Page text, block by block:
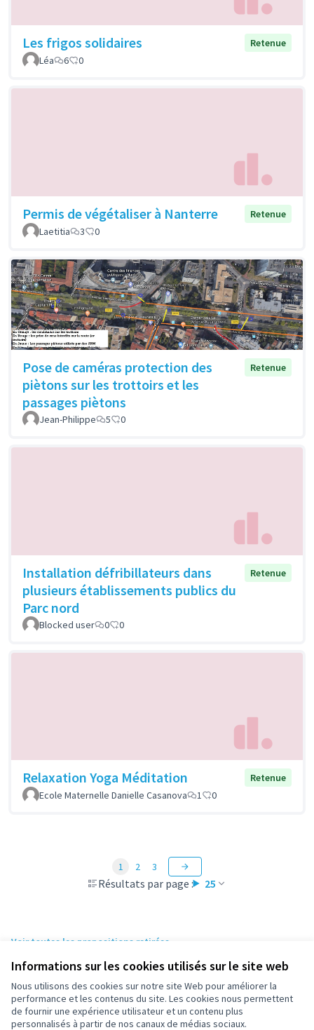
Informations sur les cookies utilisés sur le site web
Nous utilisons des cookies sur notre site Web pour améliorer la
performance et les contenus du site. Les cookies nous permettent
de fournir une expérience utilisateur et un contenu plus
personnalisés à partir de nos canaux de médias sociaux.
Les frigos solidaires
Retenue
Léa
6 0
Permis de végétaliser à Nanterre
Retenue
Laetitia
3 0
Pose de caméras protection des
piètons sur les trottoirs et les
passages piètons
Retenue
Jean-Philippe 5 0
Installation défribillateurs dans
plusieurs établissements publics du
Parc nord
Retenue
Blocked user 0 0
Relaxation Yoga Méditation
Retenue
Ecole Maternelle Danielle Casanova
1 0
Résultats par page : 25
1 2 3
Voir toutes les propositions retirées
Conditions d'utilisation
Paramètres des cookies
participez.nanterre.fr sur X
participez.nanterre.fr sur Facebook
participez.nanterre.fr sur Instagram
participez.nanterre.fr sur YouTube
participez.nanterre.fr sur GitHub